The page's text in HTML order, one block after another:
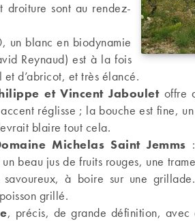
droiture sont au rendez-
un blanc en biodynamie
Reynaud) est à la fois
d’abricot, et très élancé.
et Vincent Jabouletoffre
réglisse ; la bouche est fine,
blaire tout cela.
Michelas Saint Jemms
beau jus de fruits rouges, une
à boire sur une
grillé.
, précis, de grande définition, avec